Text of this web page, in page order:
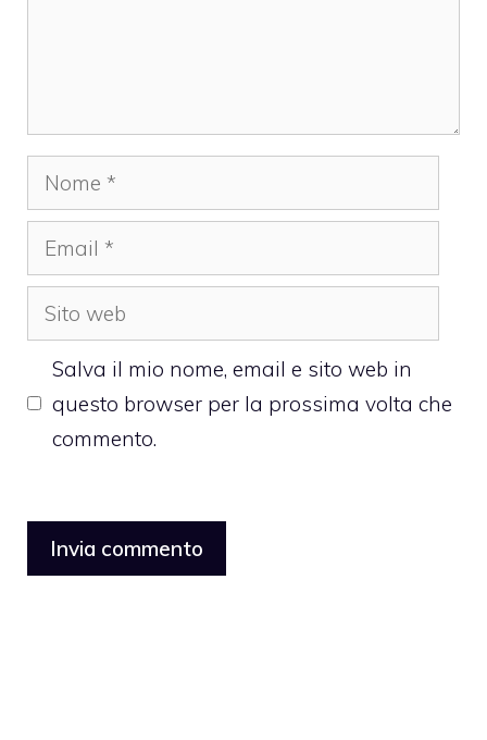
Nome
Email
Sito
web
Salva il mio nome, email e sito web in
questo browser per la prossima volta che
commento.